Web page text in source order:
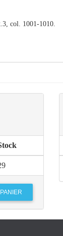
col. 1001-1010.